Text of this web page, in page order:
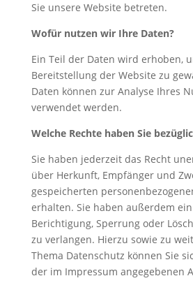
Sie unsere Website betreten.
Wofür nutzen wir Ihre Daten?
Ein Teil der Daten wird erhoben,
Bereitstellung der Website zu
Daten können zur Analyse Ihres
verwendet werden.
Welche Rechte haben Sie
Sie haben jederzeit das Recht
über Herkunft, Empfänger und
gespeicherten
erhalten. Sie haben außerdem
Berichtigung, Sperrung oder
zu verlangen. Hierzu sowie zu
Thema Datenschutz können Sie
der im Impressum angegebenen